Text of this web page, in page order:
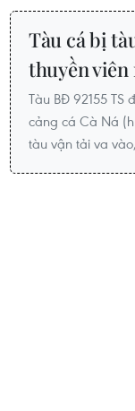
Tàu cá bị
thuyền
Tàu BĐ 92155
cảng cá Cà Ná
tàu vận tải va